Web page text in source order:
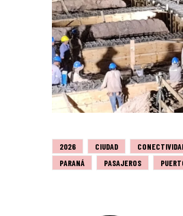
2026 CIUDAD
PARANÁ
PASAJEROS